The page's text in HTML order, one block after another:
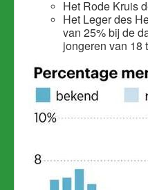
Het Rode Kruis
Het Leger des
van 25% bij de
jongeren van 18